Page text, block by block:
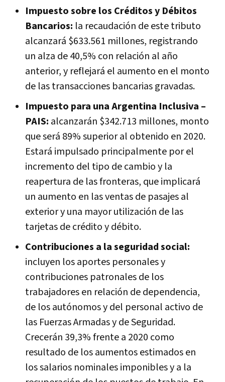
Impuesto sobre los Créditos y Débitos
Bancarios: la recaudación de este tributo
alcanzará $633.561 millones, registrando
un alza de 40,5% con relación al año
anterior, y reflejará el aumento en el monto
de las transacciones bancarias gravadas.
Impuesto para una Argentina Inclusiva –
PAIS: alcanzarán $342.713 millones, monto
que será 89% superior al obtenido en 2020.
Estará impulsado principalmente por el
incremento del tipo de cambio y la
reapertura de las fronteras, que implicará
un aumento en las ventas de pasajes al
exterior y una mayor utilización de las
tarjetas de crédito y débito.
Contribuciones a la seguridad social:
incluyen los aportes personales y
contribuciones patronales de los
trabajadores en relación de dependencia,
de los autónomos y del personal activo de
las Fuerzas Armadas y de Seguridad.
Crecerán 39,3% frente a 2020 como
resultado de los aumentos estimados en
los salarios nominales imponibles y a la